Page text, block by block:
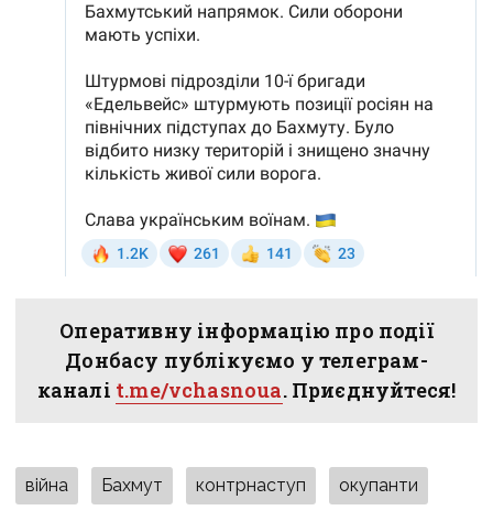
Оперативну інформацію про події
Донбасу публікуємо у телеграм-
каналі t.me/vchasnoua. Приєднуйтеся!
війна Бахмут контрнаступ окупанти